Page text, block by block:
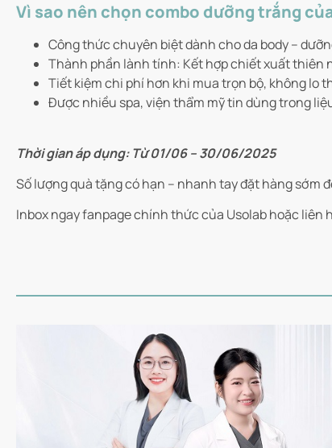
Vì sao nên chọn combo dưỡng trắng
Công thức chuyên biệt dành cho da body –
Thành phần lành tính: Kết hợp chiết xuất thiên
Tiết kiệm chi phí hơn khi mua trọn bộ, không lo
Được nhiều spa, viện thẩm mỹ tin dùng trong
Thời gian áp dụng: Từ 01/06 – 30/06/2025
Số lượng quà tặng có hạn – nhanh tay đặt hàng sớm
Inbox ngay fanpage chính thức của Usolab hoặc